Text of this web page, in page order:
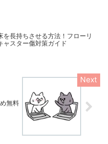
を長持ちさせる方法！フローリ
ャスター傷対策ガイド
無料